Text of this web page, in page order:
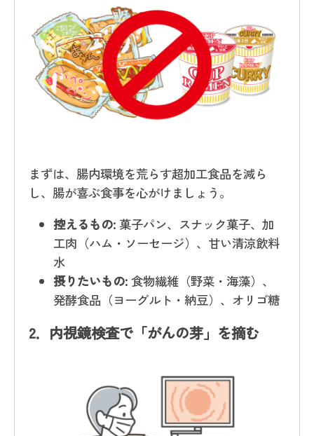
まずは、腸内環境を荒らす超加工食品を減ら
し、腸が喜ぶ食事を心がけましょう。
控えるもの:菓子パン、スナック菓子、加
工肉（ハム・ソーセージ）、甘い清涼飲料
水
摂りたいもの:食物繊維（野菜・海藻）、
発酵食品（ヨーグルト・納豆）、オリゴ糖
2． 内視鏡検査で「がんの芽」を摘む